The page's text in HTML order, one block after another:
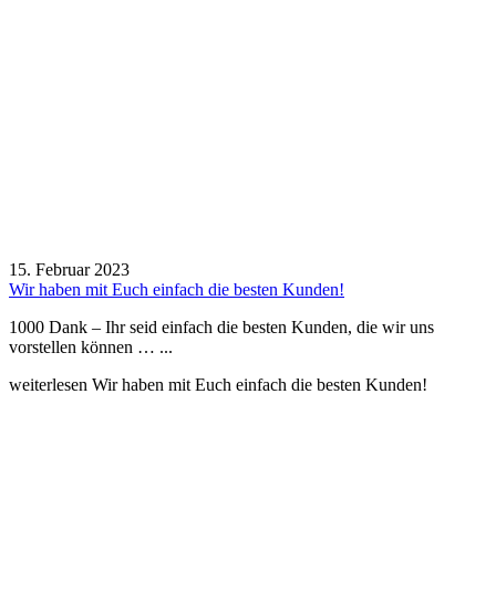
15. Februar 2023
Wir haben mit Euch einfach die besten Kunden!
1000 Dank – Ihr seid einfach die besten Kunden, die wir uns
vorstellen können … ...
weiterlesen Wir haben mit Euch einfach die besten Kunden!